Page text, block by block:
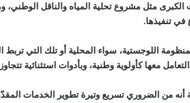
مثل مشروع تحلية المياه والناقل الوطني،
في تنفيذها.
اللوجستية، سواء المحلية أو تلك التي تربط
معها كأولوية وطنية، وبأدوات استثنائية تتجاوز
أنه من الضروري تسريع وتيرة تطوير الخدمات